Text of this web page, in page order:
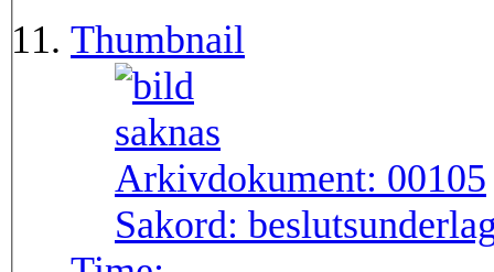
Thumbnail
Arkivdokument: 00105
Sakord: